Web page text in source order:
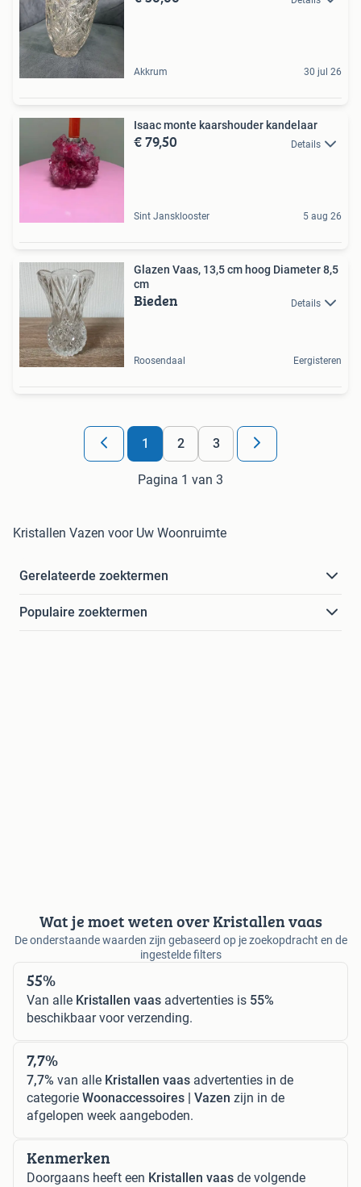
Akkrum 30 jul 26
Isaac monte kaarshouder kandelaar
€ 79,50 Details
Sint Jansklooster 5 aug 26
Glazen Vaas, 13,5 cm hoog Diameter 8,5
cm
Bieden Details
Roosendaal Eergisteren
1 2 3
Pagina 1 van 3
Kristallen Vazen voor Uw Woonruimte
Gerelateerde zoektermen
Populaire zoektermen
Wat je moet weten over Kristallen vaas
De onderstaande waarden zijn gebaseerd op je zoekopdracht en de
ingestelde filters
55%
Van alle Kristallen vaas advertenties is 55%
beschikbaar voor verzending.
7,7%
7,7% van alle Kristallen vaas advertenties in de
categorie Woonaccessoires | Vazen zijn in de
afgelopen week aangeboden.
Kenmerken
Doorgaans heeft een Kristallen vaas de volgende